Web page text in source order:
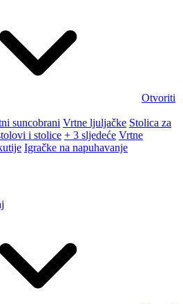
Otvoriti
suncobrani Vrtne ljuljačke Stolica za
i stolice + 3 sljedeće Vrtne
Igračke na napuhavanje